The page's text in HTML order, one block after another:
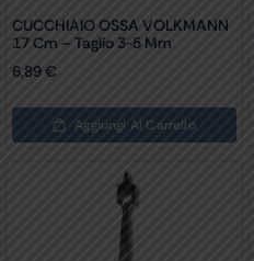
CUCCHIAIO OSSA VOLKMANN
17 Cm – Taglio 3-5 Mm
6,89€
Aggiungi Al Carrello